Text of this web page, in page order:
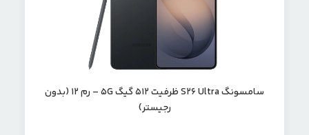
سامسونگ S26 Ultra ظرفیت 512 گیگ 5G – رم ۱۲ (بدون
رجیستر)